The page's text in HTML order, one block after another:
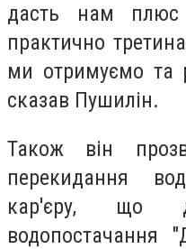
дасть нам
практично
ми отримуємо та
сказав Пушилін.
Також він
перекидання
кар'єру, що